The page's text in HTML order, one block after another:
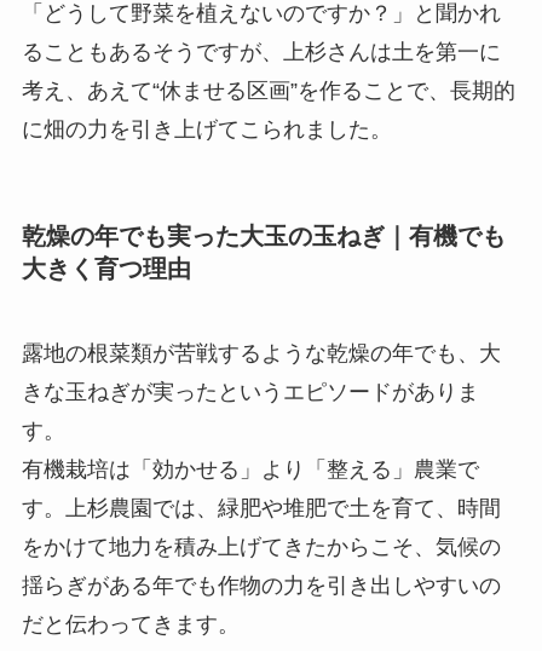
「どうして野菜を植えないのですか？」と聞かれ
ることもあるそうですが、上杉さんは土を第一に
考え、あえて“休ませる区画”を作ることで、長期的
に畑の力を引き上げてこられました。
乾燥の年でも実った大玉の玉ねぎ｜有機でも
大きく育つ理由
露地の根菜類が苦戦するような乾燥の年でも、大
きな玉ねぎが実ったというエピソードがありま
す。
有機栽培は「効かせる」より「整える」農業で
す。上杉農園では、緑肥や堆肥で土を育て、時間
をかけて地力を積み上げてきたからこそ、気候の
揺らぎがある年でも作物の力を引き出しやすいの
だと伝わってきます。